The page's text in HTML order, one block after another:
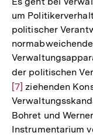
um
politischer
der politischen
[7] ziehenden
Bohret und
Instrumentarium